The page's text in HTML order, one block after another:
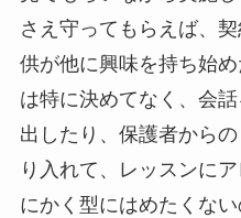
さえ守ってもらえば、
供が他に興味を持ち始
は特に決めてなく、会
出したり、保護者から
り入れて、レッスンに
にかく型にはめたくな